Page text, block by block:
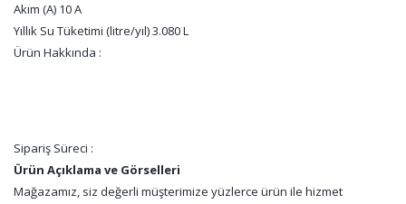
Akım (A) 10 A
Yıllık Su Tüketimi (litre/yıl) 3.080 L
Ürün Hakkında :
Sipariş Süreci :
Ürün Açıklama ve Görselleri
Mağazamız, siz değerli müşterimize yüzlerce ürün ile hizmet